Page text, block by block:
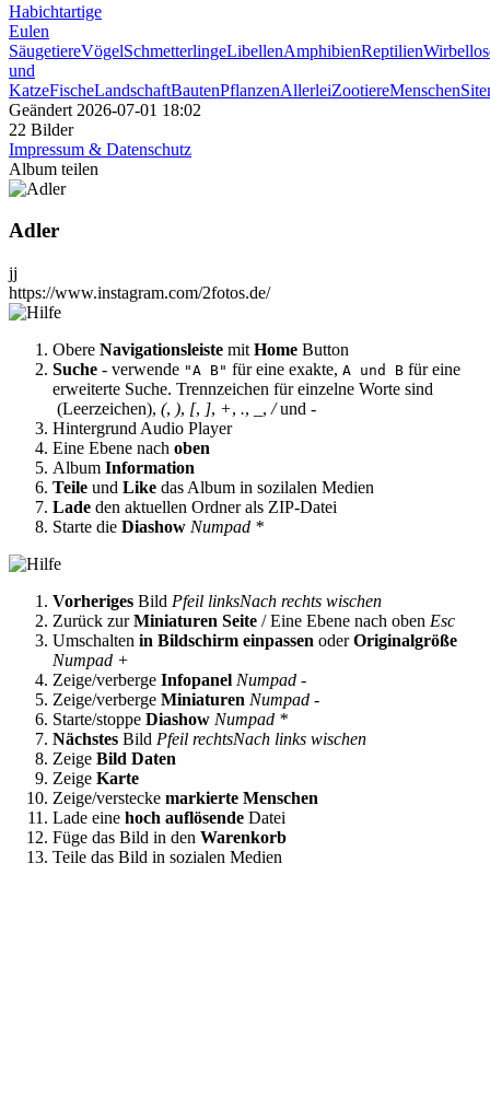
Habichtartige
Eulen
SäugetiereVögelSchmetterlingeLibellenAmphibienReptilien
und
KatzeFischeLandschaftBautenPflanzenAllerleiZootiereMenschen
Geändert 2026-07-01 18:02
22 Bilder
Impressum & Datenschutz
Album teilen
Adler
jj
https://www.instagram.com/2fotos.de/
Obere Navigationsleiste mit Home Button
Suche - verwende "A B" für eine exakte, A und B für eine
erweiterte Suche. Trennzeichen für einzelne Worte sind
(Leerzeichen), (, ), [, ], +, ., , /und -
Hintergrund Audio Player
Eine Ebene nach oben
Album Information
Teile und Like das Album in sozilalen Medien
Lade den aktuellen Ordner als ZIP-Datei
Starte die Diashow Numpad *
Vorheriges Bild Pfeil linksNach rechts wischen
Zurück zurMiniaturen Seite / Eine Ebene nach oben Esc
Umschalten in Bildschirm einpassen oderOriginalgröße
Numpad +
Zeige/verberge Infopanel Numpad -
Zeige/verberge Miniaturen Numpad -
Starte/stoppe Diashow Numpad *
Nächstes Bild Pfeil rechtsNach links wischen
Zeige Bild Daten
Zeige Karte
Zeige/verstecke markierte Menschen
Lade eine hoch auflösende Datei
Füge das Bild in den Warenkorb
Teile das Bild in sozialen Medien